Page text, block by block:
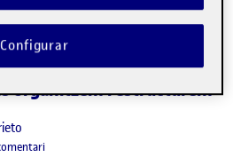
organitzem i estructurem
2022 9:43 pm
el ActiUOC 2. Ens organitzem i
Configurar